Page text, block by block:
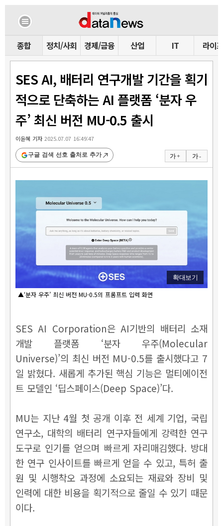
종합 정치/사회 경제/금융 산업 IT 라이프
SES AI, 배터리 연구개발 기간을 획기
적으로 단축하는 AI 플랫폼 ‘분자 우
주’ 최신 버전 MU-0.5 출시
이윤혜 기자2025.07.07 16:49:47
가 + 가 -
구글 검색 선호 출처로 추가
확대보기
▲‘분자 우주’ 최신 버전 MU-0.5의 프롬프트 입력 화면
SES AI Corporation은 AI기반의 배터리 소재
개발 플랫폼 ‘분자 우주(Molecular
Universe)’의 최신 버전 MU-0.5를 출시했다고 7
일 밝혔다. 새롭게 추가된 핵심 기능은 멀티에이전
트 모델인 ‘딥스페이스(Deep Space)’다.
MU는 지난 4월 첫 공개 이후 전 세계 기업, 국립
연구소, 대학의 배터리 연구자들에게 강력한 연구
도구로 인기를 얻으며 빠르게 자리매김했다. 방대
한 연구 인사이트를 빠르게 얻을 수 있고, 특허 출
원 및 시행착오 과정에 소요되는 재료와 장비 및
인력에 대한 비용을 획기적으로 줄일 수 있기 때문
이다.